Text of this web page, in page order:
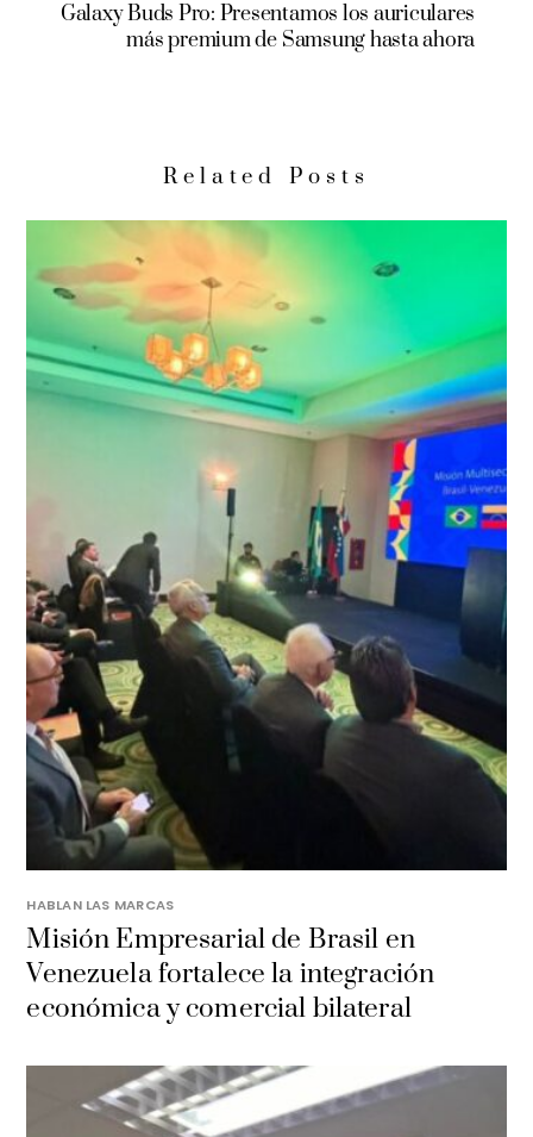
Galaxy Buds Pro: Presentamos los auriculares
más premium de Samsung hasta ahora
Related Posts
HABLAN LAS MARCAS
Misión Empresarial de Brasil en
Venezuela fortalece la integración
económica y comercial bilateral